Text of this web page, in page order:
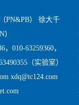
PN&PB） 徐大千
）
，010-63259360，
（实验室）
xdq@tc124.com